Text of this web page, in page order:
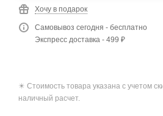
Хочу в подарок
Самовывоз сегодня - бесплатно
Экспресс доставка - 499 ₽
✴️ Стоимость товара указана с учетом
наличный расчет.